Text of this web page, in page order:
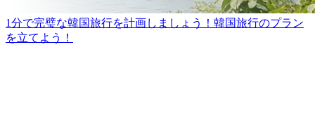
1分で完璧な韓国旅行を計画しましょう！ 韓国旅行のプラン
を立てよう！